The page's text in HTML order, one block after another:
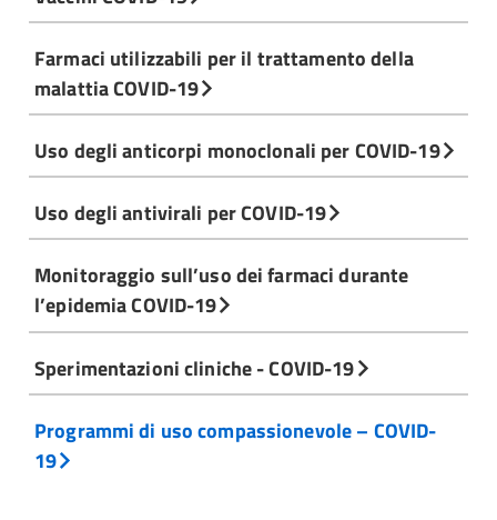
Farmaci utilizzabili per il trattamento della
malattia COVID-19
Uso degli anticorpi monoclonali per COVID-19
Uso degli antivirali per COVID-19
Monitoraggio sull’uso dei farmaci durante
l’epidemia COVID-19
Sperimentazioni cliniche - COVID-19
Programmi di uso compassionevole – COVID-
19